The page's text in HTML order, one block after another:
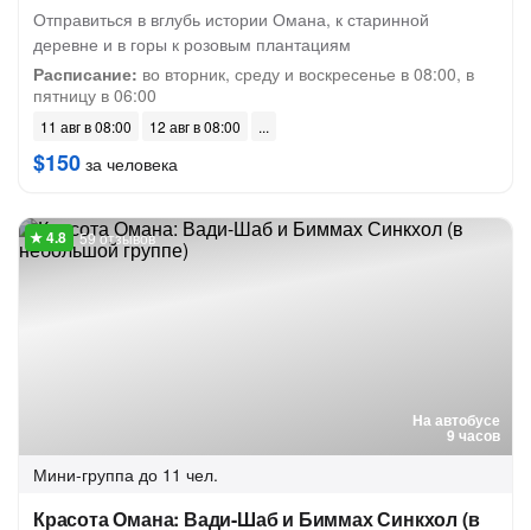
Отправиться в вглубь истории Омана, к старинной
деревне и в горы к розовым плантациям
Расписание: во вторник, среду и воскресенье в 08:00, в
пятницу в 06:00
11 авг в 08:00 12 авг в 08:00
$150 за человека
На автобусе
9 часов
59 отзывов
Мини-группа до 11 чел.
Красота Омана: Вади-Шаб и Биммах Синкхол (в